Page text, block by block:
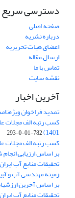
دسترسی سریع
صفحه اصلی
درباره نشریه
اعضای هیات تحریریه
ارسال مقاله
تماس با ما
نقشه سایت
آخرین اخبار
تمدید فراخوان
1401)
782-01-0-293
کسب رتبه الف مجلات
تحقیقات منابع آب
زمینه مهندسی آب و
بر اساس آخرین
تحقیقات منابع آب